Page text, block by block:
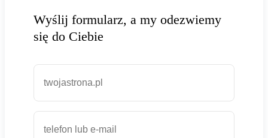
Wyślij formularz, a my odezwiemy
się do Ciebie